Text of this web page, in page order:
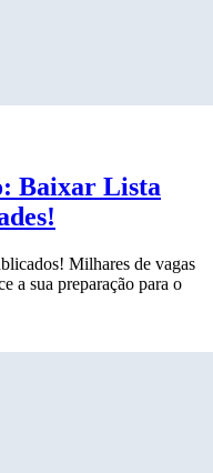
Baixar Lista
Milhares de vagas
a sua preparação para o